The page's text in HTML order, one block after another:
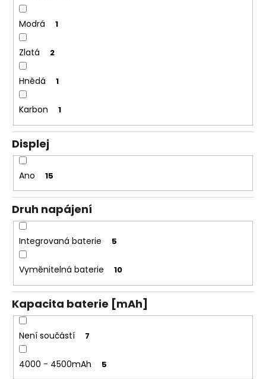
Modrá 1
Zlatá 2
Hnědá 1
Karbon 1
Displej
Ano 15
Druh napájení
Integrovaná baterie 5
Vyměnitelná baterie 10
Kapacita baterie [mAh]
Není součástí 7
4000 - 4500mAh 5